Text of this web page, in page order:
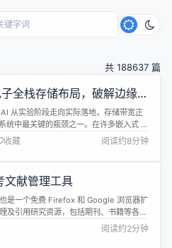
共 188637 篇
全栈存储布局，破解边缘AI
从实验阶段走向实际落地，存储带宽正
统中最关键的瓶颈之一。在许多嵌入式 AI
，主要的限制因素往往不是处理器本身，
口。边缘处理器需要更高带宽来应对日益
工作负载，但同时，它们还必须严格受制
到了吞吐量的上限，单纯增加算力所带来
益会十分有限...
收藏 阅读约8分钟
献管理工具
是一个免费 Firefox 和 Google 浏览器扩
及引用研究资源，包括期刊、书籍等各类
现已发布，具体更新内容如下： Citation
打开时点击&ldquo;Accept&rdq...
阅读约2分钟